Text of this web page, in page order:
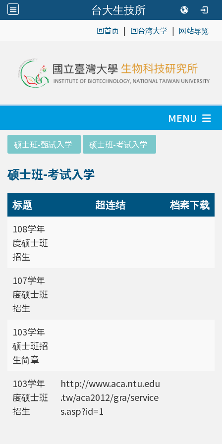
台大生技所
回首页 | 回台湾大学 | 网站导览
MENU
硕士班-甄试入学 硕士班-考试入学
硕士班-考试入学
标题 超连结 档案下载
108学年
度硕士班
招生
107学年
度硕士班
招生
103学年
硕士班招
生简章
103学年
度硕士班
招生
http://www.aca.ntu.edu
.tw/aca2012/gra/service
s.asp?id=1